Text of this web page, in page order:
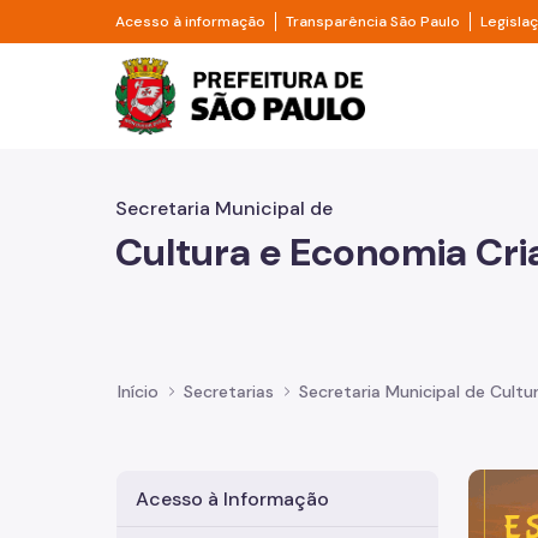
Pular para o Conteúdo principal
Acesso à informação Divisor de acesso à informação
Transparência São Paulo Divisor
Prefeitura de São
Secretaria Municipal de
Cultura e Economia
Início Secretarias Secretaria Municipal de
Acesso à Informação